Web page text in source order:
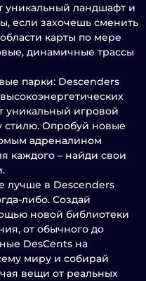
уникальный ландшафт и
если захочешь сменить
карты по мере
динамичные трассы
парки: Descenders
уникальный игровой
стилю. Опробуй новые
адреналином
каждого – найди свои
лучше в Descenders
либо. Создай
новой библиотеки
от обычного до
DesCents на
миру и собирай
вещи от реальных